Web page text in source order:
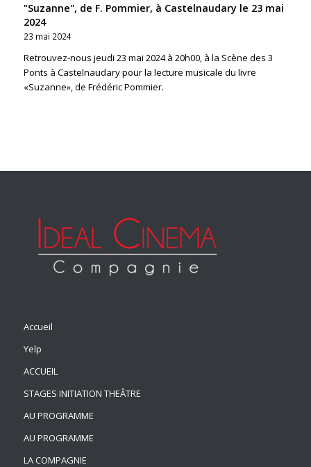
"Suzanne", de F. Pommier, à Castelnaudary le 23 mai
2024
23 mai 2024
Retrouvez-nous jeudi 23 mai 2024 à 20h00, à la Scène des 3
Ponts à Castelnaudary pour la lecture musicale du livre
«Suzanne», de Frédéric Pommier.
Accueil
Yelp
ACCUEIL
STAGES INITIATION THEÂTRE
AU PROGRAMME
AU PROGRAMME
LA COMPAGNIE